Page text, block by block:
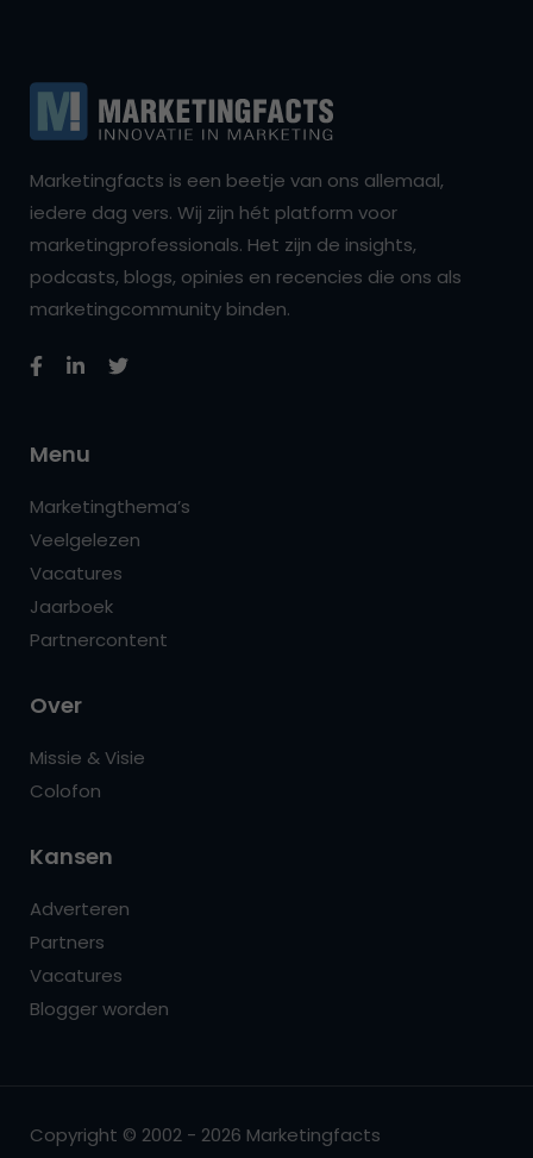
Marketingfacts is een beetje van ons allemaal,
iedere dag vers. Wij zijn hét platform voor
marketingprofessionals. Het zijn de insights,
podcasts, blogs, opinies en recencies die ons als
marketingcommunity binden.
Menu
Marketingthema’s
Veelgelezen
Vacatures
Jaarboek
Partnercontent
Over
Missie & Visie
Colofon
Kansen
Adverteren
Partners
Vacatures
Blogger worden
Copyright © 2002 - 2026 Marketingfacts